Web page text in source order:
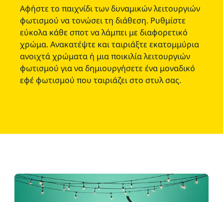
Αφήστε το παιχνίδι των δυναμικών λειτουργιών
φωτισμού να τονώσει τη διάθεση. Ρυθμίστε
εύκολα κάθε σποτ να λάμπει με διαφορετικό
χρώμα. Ανακατέψτε και ταιριάξτε εκατομμύρια
ανοιχτά χρώματα ή μια ποικιλία λειτουργιών
φωτισμού για να δημιουργήσετε ένα μοναδικό
εφέ φωτισμού που ταιριάζει στο στυλ σας.